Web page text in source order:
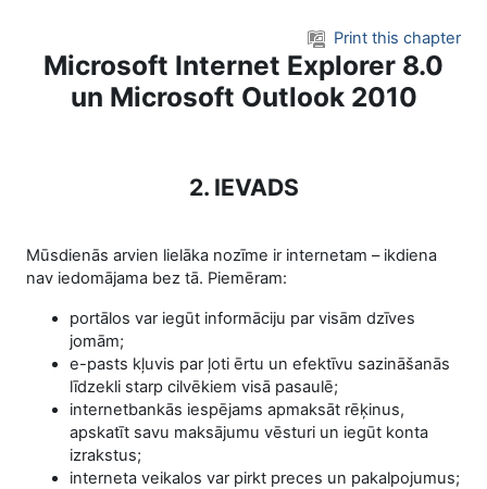
Print this chapter
Microsoft Internet Explorer 8.0
un Microsoft Outlook 2010
2. IEVADS
Mūsdienās arvien lielāka nozīme ir internetam – ikdiena
nav iedomājama bez tā. Piemēram:
portālos var iegūt informāciju par visām dzīves
jomām;
e-pasts kļuvis par ļoti ērtu un efektīvu sazināšanās
līdzekli starp cilvēkiem visā pasaulē;
internetbankās iespējams apmaksāt rēķinus,
apskatīt savu maksājumu vēsturi un iegūt konta
izrakstus;
interneta veikalos var pirkt preces un pakalpojumus;